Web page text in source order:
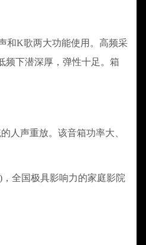
和K歌两大功能使用。高频采
频下潜深厚，弹性十足。箱
声重放。该音箱功率大、
，全国极具影响力的家庭影院